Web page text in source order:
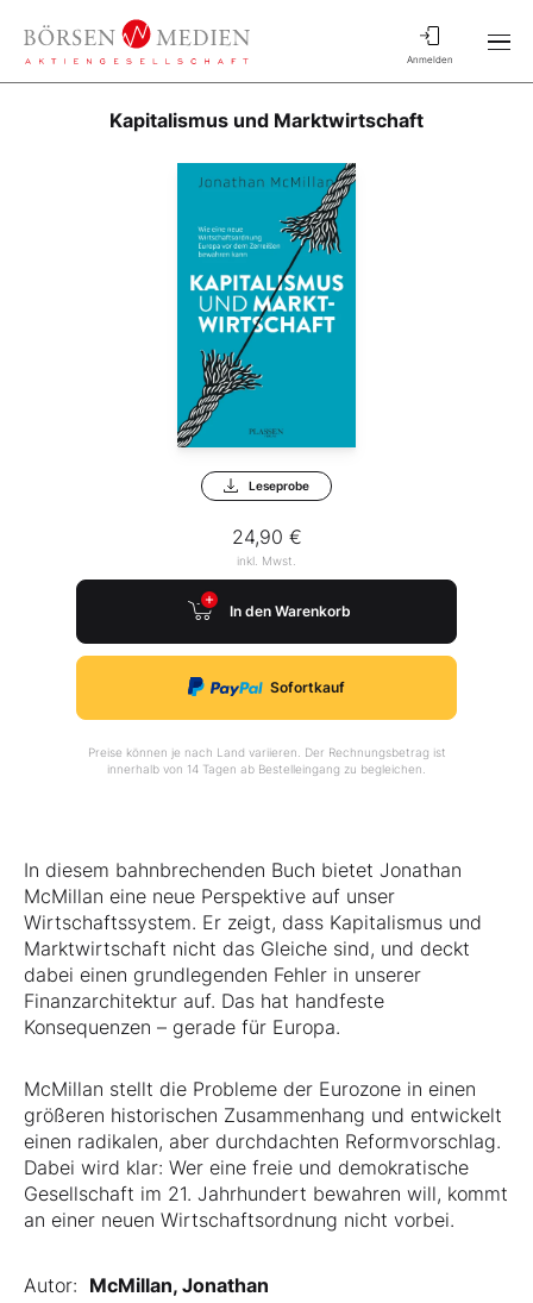
Anmelden
Kapitalismus und Marktwirtschaft
Leseprobe
24,90 €
inkl. Mwst.
In den Warenkorb
Sofortkauf
Preise können je nach Land variieren. Der Rechnungsbetrag ist
innerhalb von 14 Tagen ab Bestelleingang zu begleichen.
In diesem bahnbrechenden Buch bietet Jonathan
McMillan eine neue Perspektive auf unser
Wirtschaftssystem. Er zeigt, dass Kapitalismus und
Marktwirtschaft nicht das Gleiche sind, und deckt
dabei einen grundlegenden Fehler in unserer
Finanzarchitektur auf. Das hat handfeste
Konsequenzen – gerade für Europa.
McMillan stellt die Probleme der Eurozone in einen
größeren historischen Zusammenhang und entwickelt
einen radikalen, aber durchdachten Reformvorschlag.
Dabei wird klar: Wer eine freie und demokratische
Gesellschaft im 21. Jahrhundert bewahren will, kommt
an einer neuen Wirtschaftsordnung nicht vorbei.
Autor: McMillan, Jonathan